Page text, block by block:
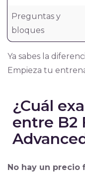
Preguntas y
bloques
Ya sabes la
Empieza tu
¿Cuál
entre B2
No hay un precio